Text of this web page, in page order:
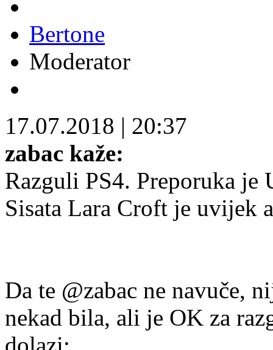
Bertone
Moderator
17.07.2018 | 20:37
zabac kaže:
Razguli PS4. Preporuka je
Sisata Lara Croft je uvijek
Da te @zabac ne navuče,
nekad bila, ali je OK za
dolazi: